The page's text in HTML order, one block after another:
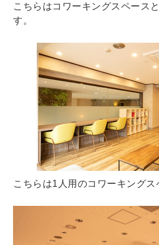
こちらはコワーキングスペース
す。
こちらは1人用のコワーキングス